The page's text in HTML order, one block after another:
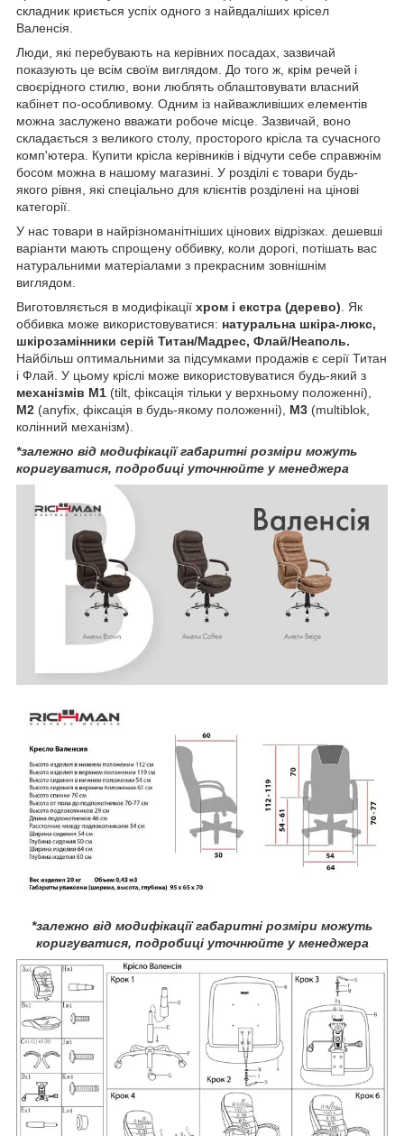
складник криється успіх одного з найвдаліших крісел
Валенсія.
Люди, які перебувають на керівних посадах, зазвичай
показують це всім своїм виглядом. До того ж, крім речей і
своєрідного стилю, вони люблять облаштовувати власний
кабінет по-особливому. Одним із найважливіших елементів
можна заслужено вважати робоче місце. Зазвичай, воно
складається з великого столу, просторого крісла та сучасного
комп'ютера. Купити крісла керівників і відчути себе справжнім
босом можна в нашому магазині. У розділі є товари будь-
якого рівня, які спеціально для клієнтів розділені на цінові
категорії.
У нас товари в найрізноманітніших цінових відрізках. дешевші
варіанти мають спрощену оббивку, коли дорогі, потішать вас
натуральними матеріалами з прекрасним зовнішнім
виглядом.
Виготовляється в модифікації хром і екстра (дерево). Як
оббивка може використовуватися: натуральна шкіра-люкс,
шкірозамінники серій Титан/Мадрес, Флай/Неаполь.
Найбільш оптимальними за підсумками продажів є серії Титан
і Флай. У цьому кріслі може використовуватися будь-який з
механізмів М1 (tilt, фіксація тільки у верхньому положенні),
М2 (anyfix, фіксація в будь-якому положенні), М3 (multiblok,
колінний механізм).
*залежно від модифікації габаритні розміри можуть
коригуватися, подробиці уточнюйте у менеджера
*залежно від модифікації габаритні розміри можуть
коригуватися, подробиці уточнюйте у менеджера